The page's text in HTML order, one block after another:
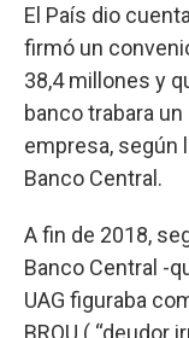
El País dio
firmó un
38,4 millones y
banco trabara
empresa, según
Banco Central.
A fin de 2018,
Banco Central -
UAG figuraba
BROU ( “deudor